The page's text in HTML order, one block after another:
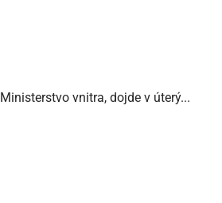
vnitra, dojde v úterý...